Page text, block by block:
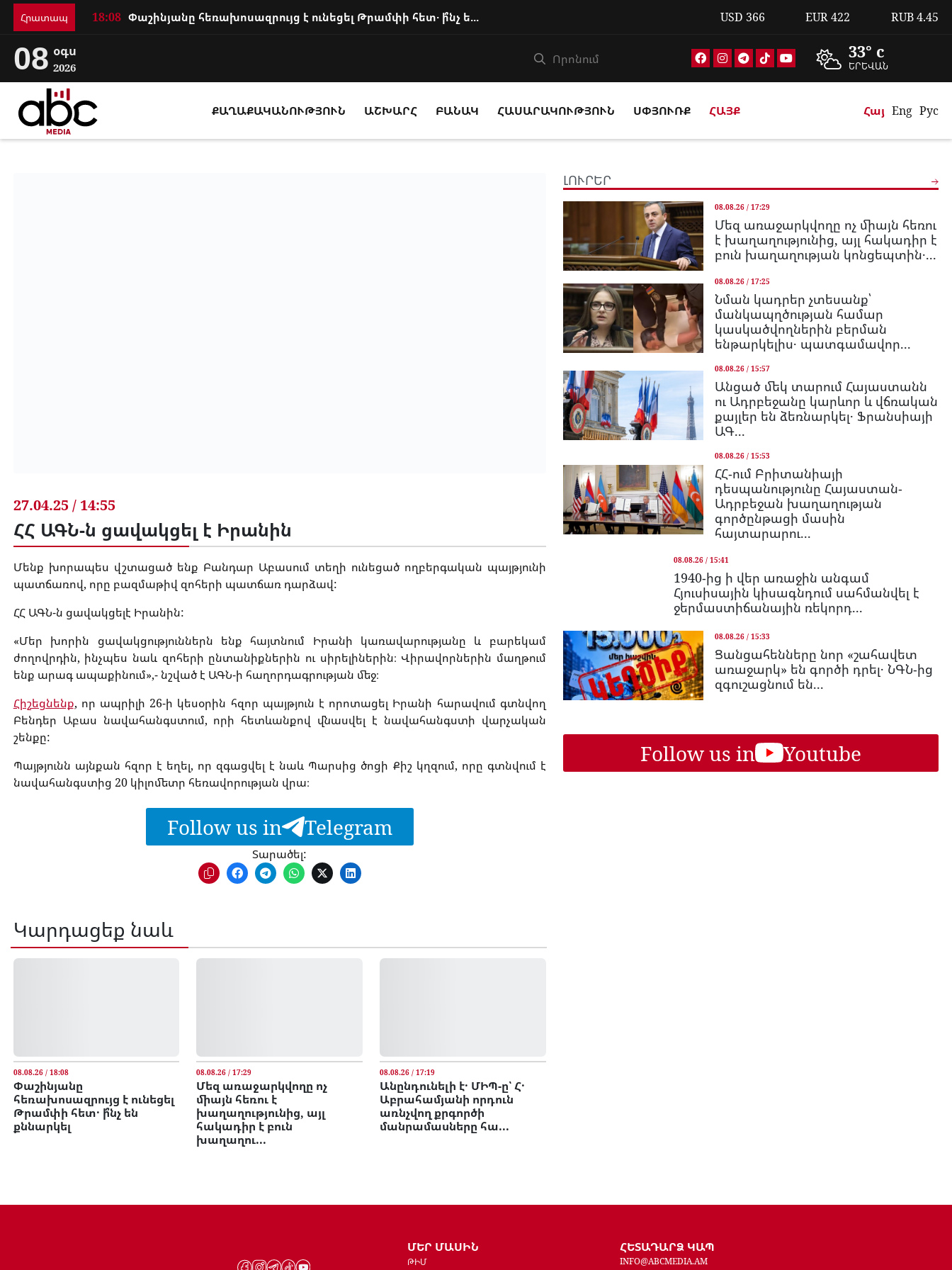
Հրատապ 18:08 Փաշինյանը հեռախոսազրույց է ունեցել Թրամփի հետ․ ի՞նչ են քննարկել USD 366 EUR422 RUB4.45
08 օգս
2026
33° c
ԵՐԵՎԱՆ
ՔԱՂԱՔԱԿԱՆՈՒԹՅՈՒՆ ԱՇԽԱՐՀ ԲԱՆԱԿ ՀԱՍԱՐԱԿՈՒԹՅՈՒՆ ՍՓՅՈՒՌՔ ՀԱՅՔ Հայ Eng Рус
27.04.25 / 14:55
ՀՀ ԱԳՆ-ն ցավակցել է Իրանին
Մենք խորապես վշտացած ենք Բանդար Աբասում տեղի ունեցած ողբերգական պայթյունի
պատճառով, որը բազմաթիվ զոհերի պատճառ դարձավ:
ՀՀ ԱԳՆ-ն ցավակցելէ Իրանին:
«Մեր խորին ցավակցություններն ենք հայտնում Իրանի կառավարությանը և բարեկամ
ժողովրդին, ինչպես նաև զոհերի ընտանիքներին ու սիրելիներին։ Վիրավորներին մաղթում
ենք արագ ապաքինում»,- նշված է ԱԳՆ-ի հաղորդագրության մեջ։
Հիշեցնենք, որ ապրիլի 26-ի կեսօրին հզոր պայթյուն է որոտացել Իրանի հարավում գտնվող
Բենդեր Աբաս նավահանգստում, որի հետևանքով վնասվել է նավահանգստի վարչական
շենքը:
Պայթյունն այնքան հզոր է եղել, որ զգացվել է նաև Պարսից ծոցի Քիշ կղզում, որը գտնվում է
նավահանգստից 20 կիլոմետր հեռավորության վրա։
Follow us in Telegram
Տարածել:
Կարդացեք նաև
08.08.26 / 18:08
Փաշինյանը
հեռախոսազրույց է ունեցել
Թրամփի հետ․ ի՞նչ են
քննարկել
08.08.26 / 17:29
Մեզ առաջարկվողը ոչ
միայն հեռու է
խաղաղությունից, այլ
հակադիր է բուն
խաղաղու...
08.08.26 / 17:19
Անընդունելի է․ ՄԻՊ-ը՝ Հ․
Աբրահամյանի որդուն
առնչվող քրգործի
մանրամասները հա...
ԼՈՒՐԵՐ
08.08.26 / 17:29
Մեզ առաջարկվողը ոչ միայն հեռու
է խաղաղությունից, այլ հակադիր է
բուն խաղաղության կոնցեպտին․...
08.08.26 / 17:25
Նման կադրեր չտեսանք՝
մանկապղծության համար
կասկածվողներին բերման
ենթարկելիս․ պատգամավոր...
08.08.26 / 15:57
Անցած մեկ տարում Հայաստանն
ու Ադրբեջանը կարևոր և վճռական
քայլեր են ձեռնարկել․ Ֆրանսիայի
ԱԳ...
08.08.26 / 15:53
ՀՀ-ում Բրիտանիայի
դեսպանությունը Հայաստան-
Ադրբեջան խաղաղության
գործընթացի մասին
հայտարարու...
08.08.26 / 15:41
1940-ից ի վեր առաջին անգամ
Հյուսիսային կիսագնդում սահմանվել է
ջերմաստիճանային ռեկորդ...
08.08.26 / 15:33
Ցանցահենները նոր «շահավետ
առաջարկ» են գործի դրել․ ՆԳՆ-ից
զգուշացնում են...
Follow us in Youtube
ՄԵՐ ՄԱՍԻՆ
ԹԻՄ
ՀԵՏԱԴԱՐՁ ԿԱՊ
INFO@ABCMEDIA.AM